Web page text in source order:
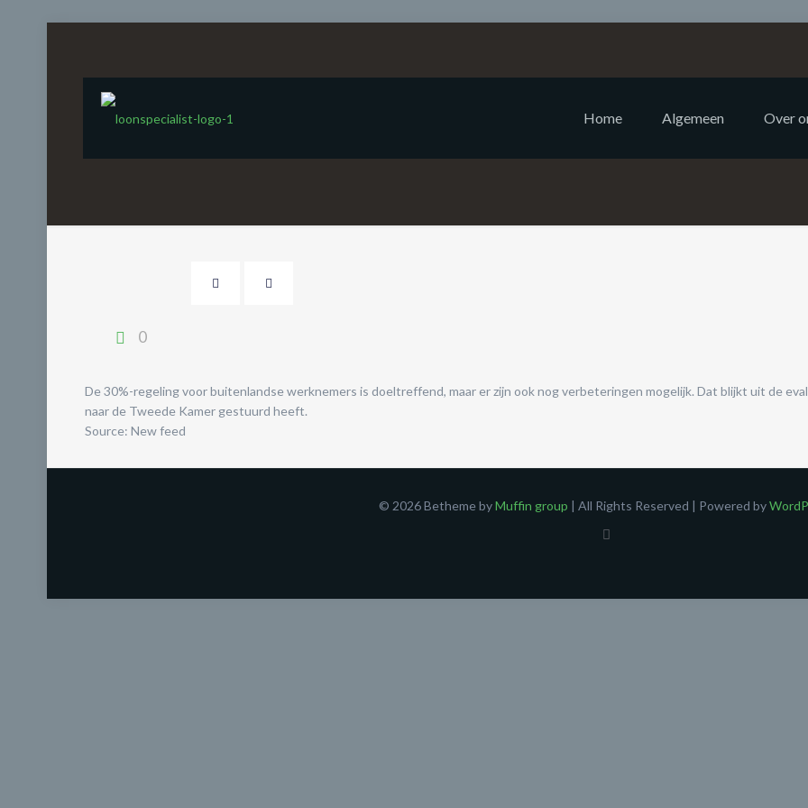
Home Algemeen Over
Evaluatie 30%-regeling: kortere duur en
0
De 30%-regeling voor buitenlandse werknemers is doeltreffend, maar er zijn ook nog verbeteringen mogelijk. Dat blijkt uit de
naar de Tweede Kamer gestuurd heeft.
Source: New feed
© 2026 Betheme byMuffin group | All Rights Reserved | Powered by